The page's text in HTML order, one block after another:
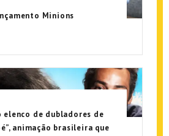
Minions
elenco de dubladores de
animação brasileira que